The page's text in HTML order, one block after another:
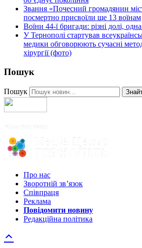
Звання «Почесний громадянин
посмертно присвоїли ще 13 воїнам
Воїни 44-ї бригади: різні долі,
У Тернополі стартував
медики обговорюють сучасні
хірургії (фото)
Пошук
Пошук
Про нас
Зворотній зв’язок
Співпраця
Реклама
Повідомити новину
Редакційна політика